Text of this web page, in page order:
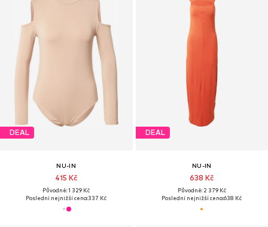
DEAL
NU-IN
415 Kč
Původně: 1 329 Kč
Poslední nejnižší cena:337 Kč
DEAL
NU-IN
638 Kč
Původně: 2 379 Kč
Poslední nejnižší cena:638 Kč